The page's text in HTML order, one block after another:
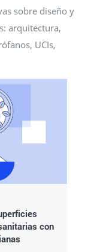
sobre diseño y
arquitectura,
UCIs,
con